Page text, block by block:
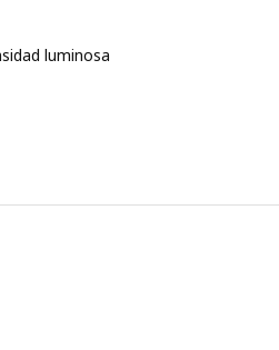
luminosa